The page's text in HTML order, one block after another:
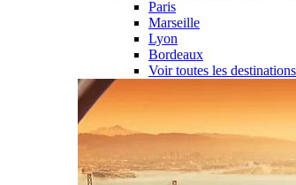
Paris
Marseille
Lyon
Bordeaux
Voir toutes les destinations